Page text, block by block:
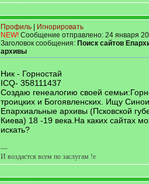
Профиль
Игнорировать
NEW! Сообщение отправлено: 24 января
Заголовок сообщения: Поиск сайтов
архивы
Ник - Горностай
ICQ- 358111437
Cоздаю генеалогию своей
троицких и Богоявленских. Ищу
Епархиальные архивы (Псковской
Киева) 18 -19 века.На каких сайтах
искать?
---
И воздастся всем по заслугам !e